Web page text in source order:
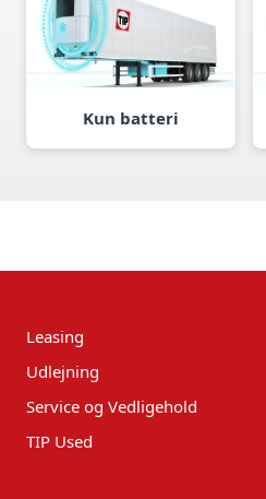
Kun batteri
Leasing
Udlejning
Service og Vedligehold
TIP Used